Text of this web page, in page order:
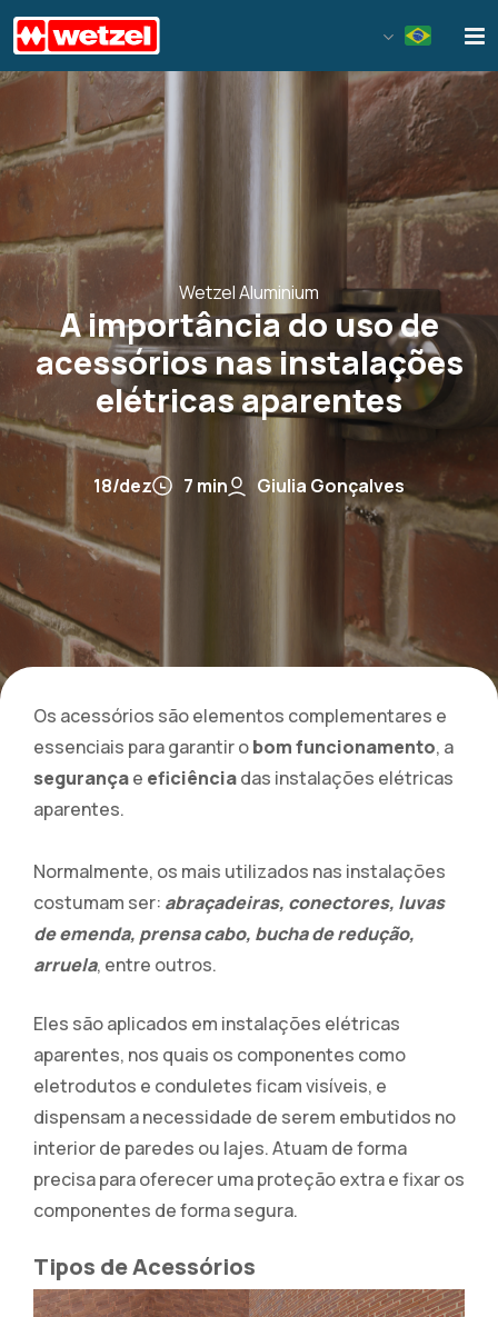
Wetzel Aluminium
A importância do uso de
acessórios nas instalações
elétricas aparentes
18/dez 7 min Giulia Gonçalves
Os acessórios são elementos complementares e
essenciais para garantir obom funcionamento, a
segurançae eficiênciadas instalações elétricas
aparentes.
Normalmente, os mais utilizados nas instalações
costumam ser: abraçadeiras, conectores, luvas
de emenda, prensa cabo, bucha de redução,
arruela, entre outros.
Eles são aplicados em instalações elétricas
aparentes, nos quais os componentes como
eletrodutos e conduletes ficam visíveis, e
dispensam a necessidade de serem embutidos no
interior de paredes ou lajes. Atuam de forma
precisa para oferecer uma proteção extra e fixar os
componentes de forma segura.
Tipos de Acessórios